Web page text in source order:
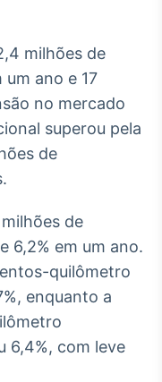
para
de
e
milhões de
um ano e 17
no mercado
superou pela
de
de
6,2% em um ano.
quilômetro
enquanto a
6,4%, com leve